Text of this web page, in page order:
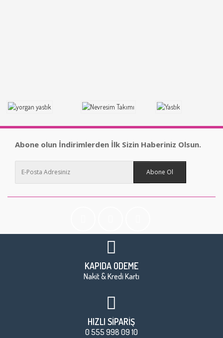
Abone olun İndirimlerden İlk Sizin Haberiniz Olsun.
Abone Ol
KAPIDA ÖDEME
Nakit & Kredi Kartı
HIZLI SİPARİŞ
0 555 998 09 10